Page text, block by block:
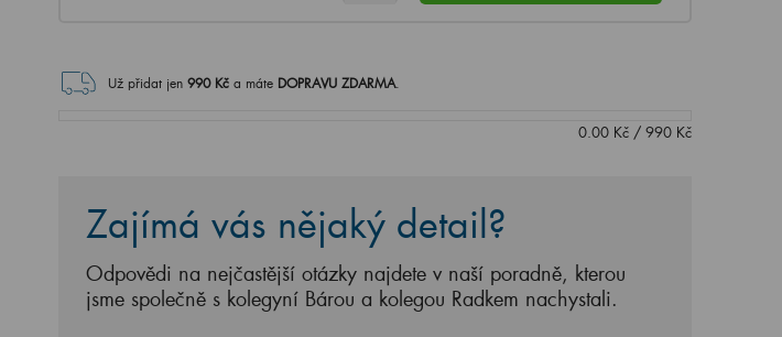
Už přidat jen 990Kč a máte DOPRAVU ZDARMA.
0.00Kč/ 990Kč
Zajímá vás nějaký detail?
Odpovědi na nejčastější otázky najdete v naší poradně, kterou
jsme společně s kolegyní Bárou a kolegou Radkem nachystali.